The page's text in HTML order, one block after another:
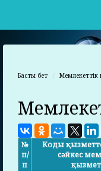
Басты бет Мемлекеттік
№
п/
п
Коды
сәйкес